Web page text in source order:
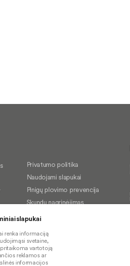
Privatumo politika
Naudojami slapukai
Pinigų plovimo prevencija
Skundų nagrinėjimas
Prieinamumo pareiškimas
slapukai
renka informaciją
svetaine,
pritaikoma vartotoją
reklamos ar
informacijos